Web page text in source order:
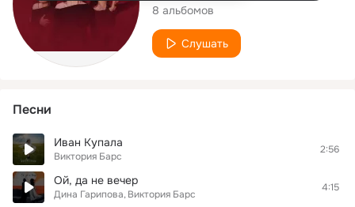
8 альбомов
Слушать
Песни
Иван Купала
Виктория Барс
2:56
Ой, да не вечер
Дина Гарипова Виктория Барс
4:15